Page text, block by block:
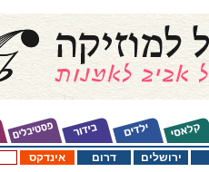
אינדקס דרום ירושלים